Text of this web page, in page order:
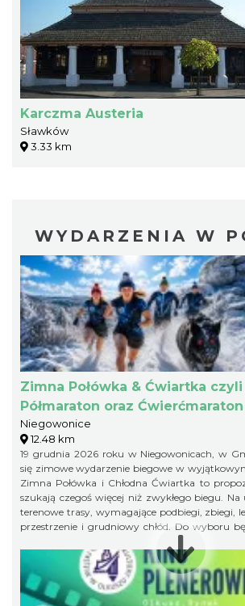
Karczma Austeria
Sławków
3.33 km
WYDARZENIA W
Zimna Połówka & Ćwiartka
Półmaraton oraz
Niegowonice
12.48 km
19 grudnia 2026 roku w Niegowonicach, w
się zimowe wydarzenie biegowe w
Zimna Połówka i Chłodna Ćwiartka to
szukają czegoś więcej niż zwykłego biegu. Na
terenowe trasy, wymagające podbiegi, zbiegi,
przestrzenie i grudniowy chłód. Do wyboru
jako Extremalny Ćwierćmaraton Jurajski.
przeznaczony zarówno dla biegaczy, jak i
walking. Trasy zostaną przygotowane
swój terenowy charakter i zimowy pazur.